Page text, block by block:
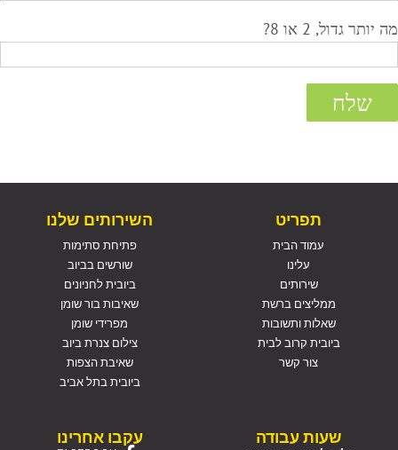
מה יותר גדול, 2 או 8?
תפריט
עמוד הבית
עלינו
שירותים
ממליצים ברשת
שאלות ותשובות
ביובית קרוב לבית
צור קשר
השירותים שלנו
פתיחת סתימות
שורשים בביוב
ביובית לחניונים
שאיבות בור שומן
מפרידי שומן
צילום צנרת ביוב
שאיבת הצפות
ביובית בתל אביב
שעות עבודה
עקבו אחרינו